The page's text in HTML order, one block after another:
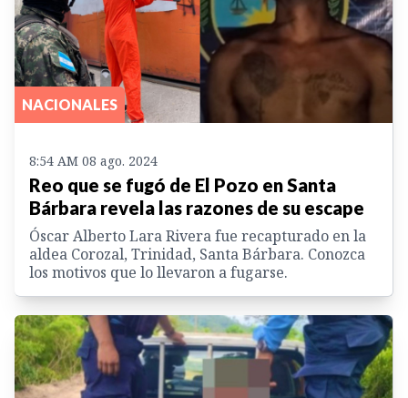
NACIONALES
8:54 AM 08 ago. 2024
Reo que se fugó de El Pozo en Santa
Bárbara revela las razones de su escape
Óscar Alberto Lara Rivera fue recapturado en la
aldea Corozal, Trinidad, Santa Bárbara. Conozca
los motivos que lo llevaron a fugarse.